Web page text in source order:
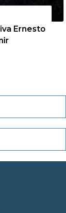
Ernesto